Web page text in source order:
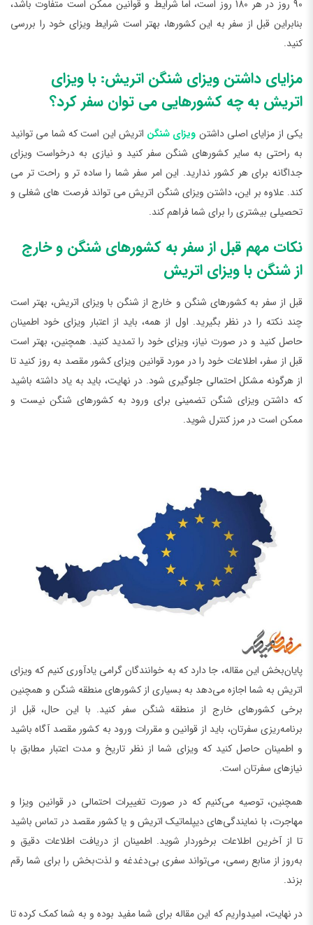
90 روز در هر 180 روز است، اما شرایط و قوانین ممکن است متفاوت باشد،
بنابراین قبل از سفر به این کشورها، بهتر است شرایط ویزای خود را بررسی
کنید.
مزایای داشتن ویزای شنگن اتریش: با ویزای
اتریش به چه کشورهایی می توان سفر کرد؟
یکی از مزایای اصلی داشتن ویزای شنگن اتریش این است که شما می توانید
به راحتی به سایر کشورهای شنگن سفر کنید و نیازی به درخواست ویزای
جداگانه برای هر کشور ندارید. این امر سفر شما را ساده تر و راحت تر می
کند. علاوه بر این، داشتن ویزای شنگن اتریش می تواند فرصت های شغلی و
تحصیلی بیشتری را برای شما فراهم کند.
نکات مهم قبل از سفر به کشورهای شنگن و خارج
از شنگن با ویزای اتریش
قبل از سفر به کشورهای شنگن و خارج از شنگن با ویزای اتریش، بهتر است
چند نکته را در نظر بگیرید. اول از همه، باید از اعتبار ویزای خود اطمینان
حاصل کنید و در صورت نیاز، ویزای خود را تمدید کنید. همچنین، بهتر است
قبل از سفر، اطلاعات خود را در مورد قوانین ویزای کشور مقصد به روز کنید تا
از هرگونه مشکل احتمالی جلوگیری شود. در نهایت، باید به یاد داشته باشید
که داشتن ویزای شنگن تضمینی برای ورود به کشورهای شنگن نیست و
ممکن است در مرز کنترل شوید.
پایان‌بخش این مقاله، جا دارد که به خوانندگان گرامی یادآوری کنیم که ویزای
اتریش به شما اجازه می‌دهد به بسیاری از کشورهای منطقه شنگن و همچنین
برخی کشورهای خارج از منطقه شنگن سفر کنید. با این حال، قبل از
برنامه‌ریزی سفرتان، باید از قوانین و مقررات ورود به کشور مقصد آگاه باشید
و اطمینان حاصل کنید که ویزای شما از نظر تاریخ و مدت اعتبار مطابق با
نیازهای سفرتان است.
همچنین، توصیه می‌کنیم که در صورت تغییرات احتمالی در قوانین ویزا و
مهاجرت، با نمایندگی‌های دیپلماتیک اتریش و یا کشور مقصد در تماس باشید
تا از آخرین اطلاعات برخوردار شوید. اطمینان از دریافت اطلاعات دقیق و
به‌روز از منابع رسمی، می‌تواند سفری بی‌دغدغه و لذت‌بخش را برای شما رقم
بزند.
در نهایت، امیدواریم که این مقاله برای شما مفید بوده و به شما کمک کرده تا